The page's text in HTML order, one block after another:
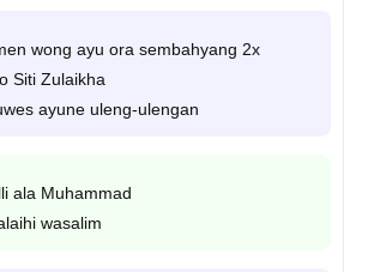
wong ayu ora sembahyang 2x
Siti Zulaikha
ayune uleng-ulengan
ala Muhammad
wasalim